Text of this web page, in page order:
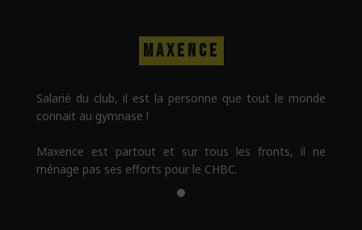
MAXENCE
Salarié du club, il est la personne que tout le monde
connait au gymnase !
Maxence est partout et sur tous les fronts, il ne
ménage pas ses efforts pour le CHBC.